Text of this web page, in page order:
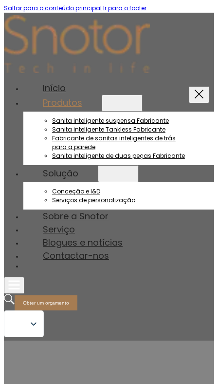
Saltar para o conteúdo principal Ir para o footer
Início
Produtos
Sanita inteligente suspensa Fabricante
Sanita inteligente Tankless Fabricante
Fabricante de sanitas inteligentes de trás
para a parede
Sanita inteligente de duas peças Fabricante
Solução
Conceção e I&D
Serviços de personalização
Sobre a Snotor
Serviço
Blogues e notícias
Contactar-nos
Obter um orçamento